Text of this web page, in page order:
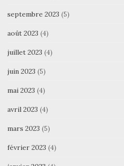
septembre 2023 (5)
août 2023 (4)
juillet 2023 (4)
juin 2023 (5)
mai 2023 (4)
avril 2023 (4)
mars 2023 (5)
février 2023 (4)